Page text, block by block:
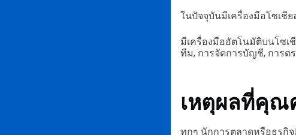
ในปัจจุบันมีเครื่องมือโซเชี
มีเครื่องมืออัตโนมัติบนโซเ
ทีม, การจัดการบัญชี, การต
เหตุผลที่คุณ
ทุกๆ นักการตลาดหรือธุรกิจ